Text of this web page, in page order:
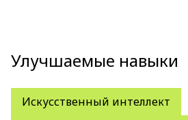
Улучшаемые навыки
Искусственный интеллект